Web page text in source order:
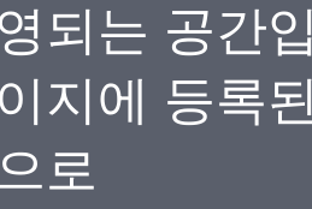
되는 공간
지에 등록
로